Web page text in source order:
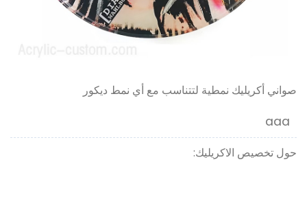
صواني أكريليك نمطية لتتناسب مع أي نمط ديكور
aaa
حول تخصيص الاكريليك: